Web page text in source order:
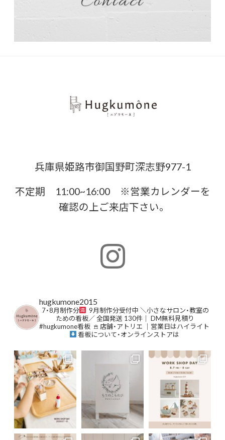
兵庫県姫路市御国野町深志野977-1
不定期 11:00~16:00 ※営業カレンダーを
確認の上ご来店下さい。
hugkumone2015
⁡7・8月制作分 9月制作分受付中 ⁡＼小さなサロン・教室の
ための看板／⁡⁡全国発送 130件｜ DM無料見積り⁡
#hugkumone看板 𖠿 店舗・アトリエ ｜営業日はハイライト
⁡看板について・オンラインストアは